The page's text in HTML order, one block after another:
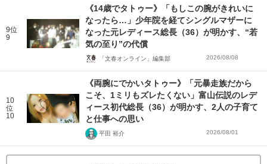
9位
9
《14歳でタトゥー》「もしこの腕がきれいに
なったら…」少年院を経てシングルマザーに
なった元レディース総長（36）が明かす、“若
気の至り”の代償
「文春オンライン」編集部 2026/08/08
10
位
10
《両腕にでかいタトゥー》「元暴走族だから
こそ、1ミリもズレたくない」富山伝説のレデ
ィース初代総長（36）が明かす、2人の子育て
と仕事への思い
平田 裕介 2026/08/01